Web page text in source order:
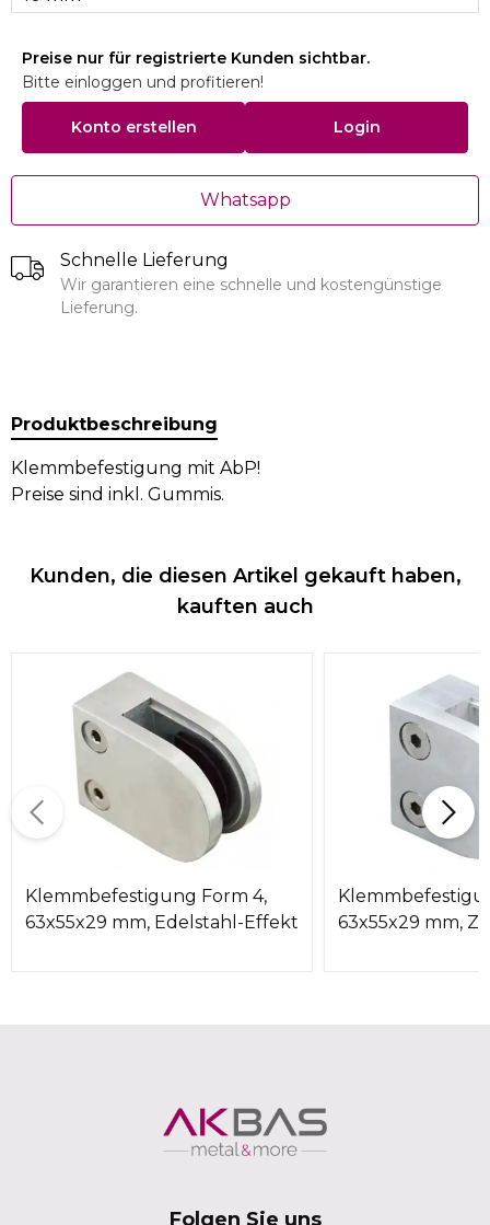
Preise nur für registrierte Kunden sichtbar.
Bitte einloggen und profitieren!
Konto erstellen Login
Whatsapp
Schnelle Lieferung
Wir garantieren eine schnelle und kostengünstige
Lieferung.
Produktbeschreibung
Klemmbefestigung mit AbP!
Preise sind inkl. Gummis.
Kunden, die diesen Artikel gekauft haben,
kauften auch
Klemmbefestigung Form 4,
63x55x29 mm, Edelstahl-Effekt
63x55x29 mm,
Folgen Sie uns